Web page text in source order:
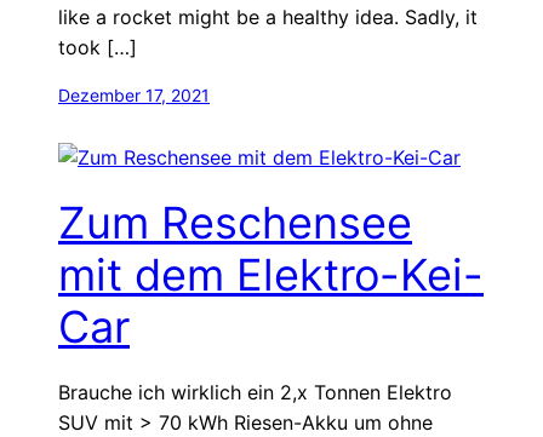
like a rocket might be a healthy idea. Sadly, it
took […]
Dezember 17, 2021
Zum Reschensee
mit dem Elektro-Kei-
Car
Brauche ich wirklich ein 2,x Tonnen Elektro
SUV mit > 70 kWh Riesen-Akku um ohne